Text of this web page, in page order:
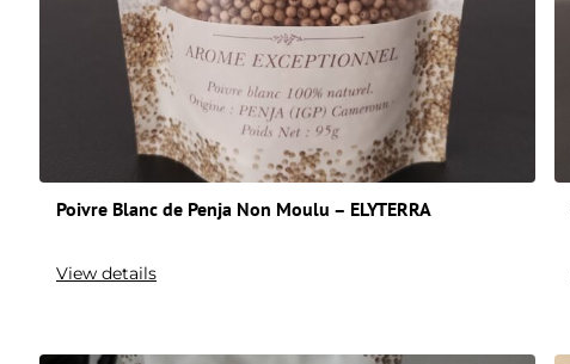
Poivre Blanc de Penja Non Moulu – ELYTERRA
View details